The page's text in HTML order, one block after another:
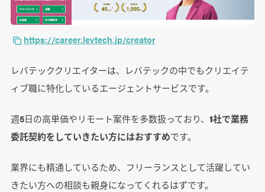
https://career.levtech.jp/creator
レバテッククリエイターは、レバテックの中でもクリエイテ
ィブ職に特化しているエージェントサービスです。
週5日の高単価やリモート案件を多数扱っており、 1社で業務
委託契約をしていきたい方にはおすすめです。
業界にも精通しているため、フリーランスとして活躍してい
きたい方への相談も親身になってくれるはずです。